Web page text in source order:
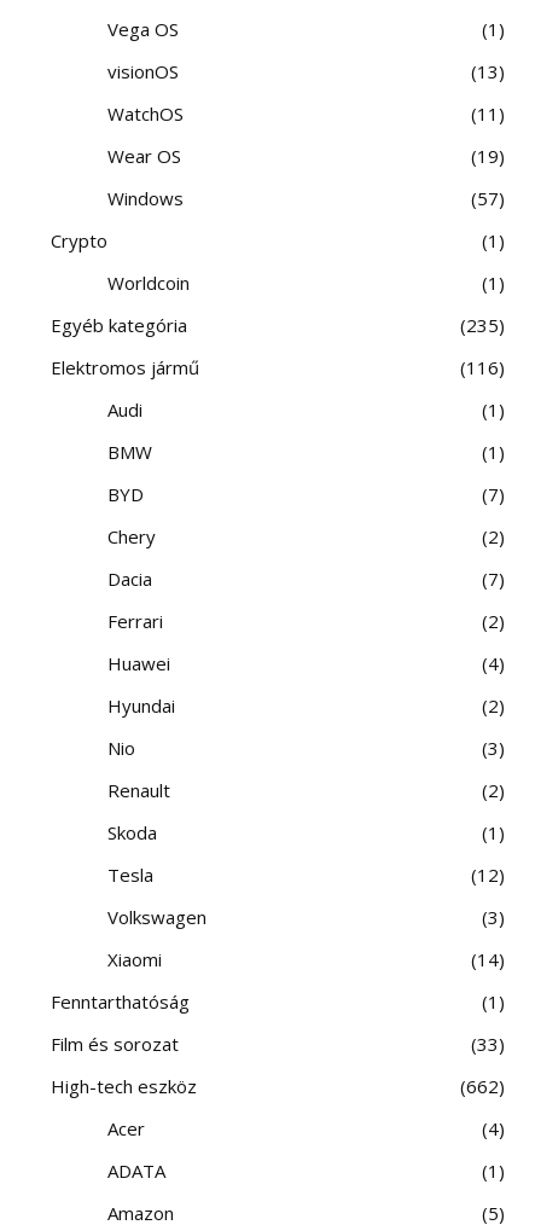
Vega OS
1
visionOS
13
WatchOS
11
Wear OS
19
Windows
57
Crypto
1
Worldcoin
1
Egyéb kategória
235
Elektromos jármű
116
Audi
1
BMW
1
BYD
7
Chery
2
Dacia
7
Ferrari
2
Huawei
4
Hyundai
2
Nio
3
Renault
2
Skoda
1
Tesla
12
Volkswagen
3
Xiaomi
14
Fenntarthatóság
1
Film és sorozat
33
High-tech eszköz
662
Acer
4
ADATA
1
Amazon
5